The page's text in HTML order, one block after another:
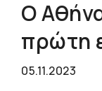
Ο
πρώτη
05.11.2023